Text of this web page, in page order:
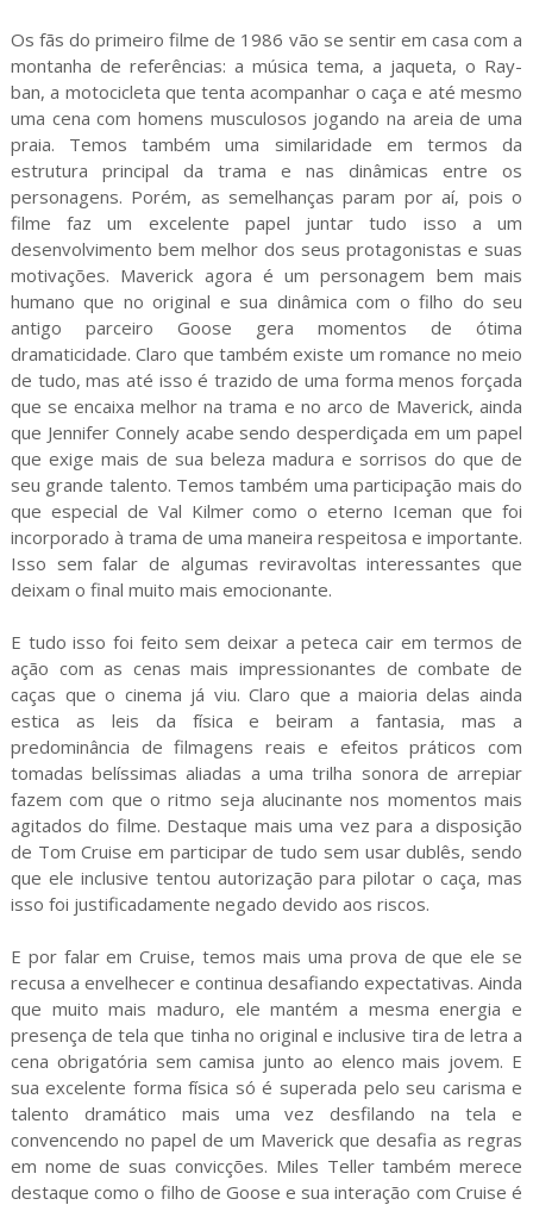
Os fãs do primeiro filme de 1986 vão se sentir em casa com a
montanha de referências: a música tema, a jaqueta, o Ray-
ban, a motocicleta que tenta acompanhar o caça e até mesmo
uma cena com homens musculosos jogando na areia de uma
praia. Temos também uma similaridade em termos da
estrutura principal da trama e nas dinâmicas entre os
personagens. Porém, as semelhanças param por aí, pois o
filme faz um excelente papel juntar tudo isso a um
desenvolvimento bem melhor dos seus protagonistas e suas
motivações. Maverick agora é um personagem bem mais
humano que no original e sua dinâmica com o filho do seu
antigo parceiro Goose gera momentos de ótima
dramaticidade. Claro que também existe um romance no meio
de tudo, mas até isso é trazido de uma forma menos forçada
que se encaixa melhor na trama e no arco de Maverick, ainda
que Jennifer Connely acabe sendo desperdiçada em um papel
que exige mais de sua beleza madura e sorrisos do que de
seu grande talento. Temos também uma participação mais do
que especial de Val Kilmer como o eterno Iceman que foi
incorporado à trama de uma maneira respeitosa e importante.
Isso sem falar de algumas reviravoltas interessantes que
deixam o final muito mais emocionante.
E tudo isso foi feito sem deixar a peteca cair em termos de
ação com as cenas mais impressionantes de combate de
caças que o cinema já viu. Claro que a maioria delas ainda
estica as leis da física e beiram a fantasia, mas a
predominância de filmagens reais e efeitos práticos com
tomadas belíssimas aliadas a uma trilha sonora de arrepiar
fazem com que o ritmo seja alucinante nos momentos mais
agitados do filme. Destaque mais uma vez para a disposição
de Tom Cruise em participar de tudo sem usar dublês, sendo
que ele inclusive tentou autorização para pilotar o caça, mas
isso foi justificadamente negado devido aos riscos.
E por falar em Cruise, temos mais uma prova de que ele se
recusa a envelhecer e continua desafiando expectativas. Ainda
que muito mais maduro, ele mantém a mesma energia e
presença de tela que tinha no original e inclusive tira de letra a
cena obrigatória sem camisa junto ao elenco mais jovem. E
sua excelente forma física só é superada pelo seu carisma e
talento dramático mais uma vez desfilando na tela e
convencendo no papel de um Maverick que desafia as regras
em nome de suas convicções. Miles Teller também merece
destaque como o filho de Goose e sua interação com Cruise é